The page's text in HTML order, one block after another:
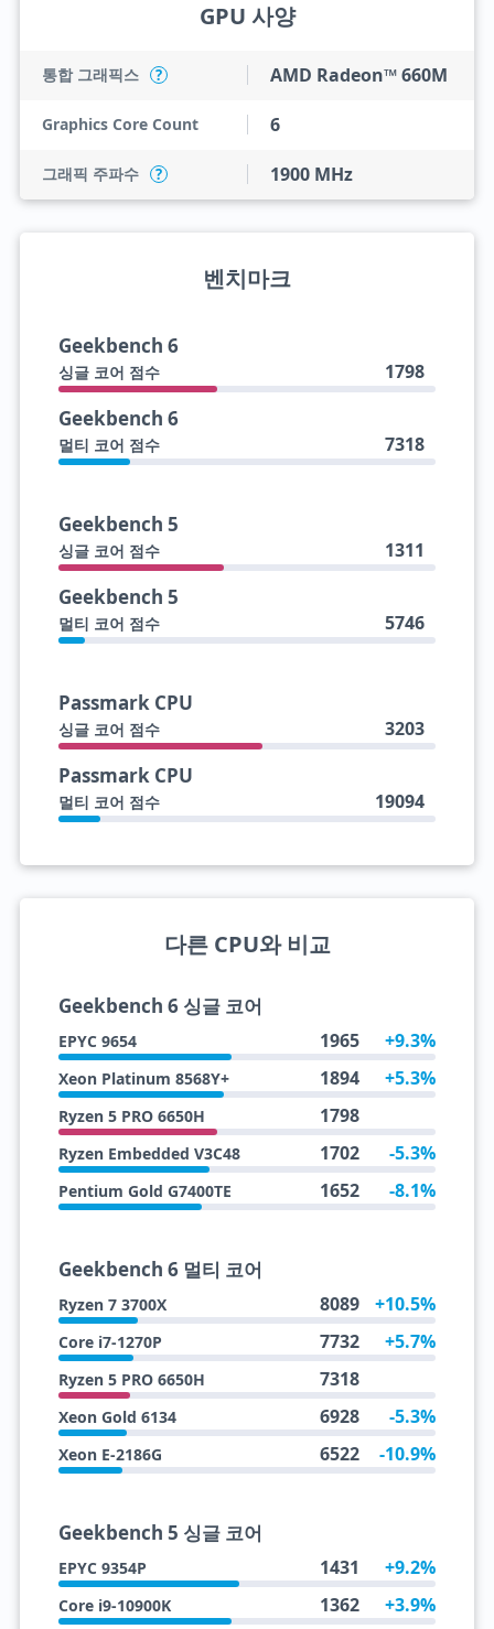
GPU 사양
통합 그래픽스 ? AMD Radeon™ 660M
Graphics Core Count 6
그래픽 주파수 ? 1900 MHz
벤치마크
Geekbench 6
싱글 코어 점수 1798
Geekbench 6
멀티 코어 점수 7318
Geekbench 5
싱글 코어 점수 1311
Geekbench 5
멀티 코어 점수 5746
Passmark CPU
싱글 코어 점수 3203
Passmark CPU
멀티 코어 점수 19094
다른 CPU와 비교
Geekbench 6 싱글 코어
EPYC 9654 1965 +9.3%
Xeon Platinum 8568Y+ 1894 +5.3%
Ryzen 5 PRO 6650H 1798
Ryzen Embedded V3C48 1702 -5.3%
Pentium Gold G7400TE 1652 -8.1%
Geekbench 6 멀티 코어
Ryzen 7 3700X 8089 +10.5%
Core i7-1270P 7732 +5.7%
Ryzen 5 PRO 6650H 7318
Xeon Gold 6134 6928 -5.3%
Xeon E-2186G 6522 -10.9%
Geekbench 5 싱글 코어
EPYC 9354P 1431 +9.2%
Core i9-10900K 1362 +3.9%